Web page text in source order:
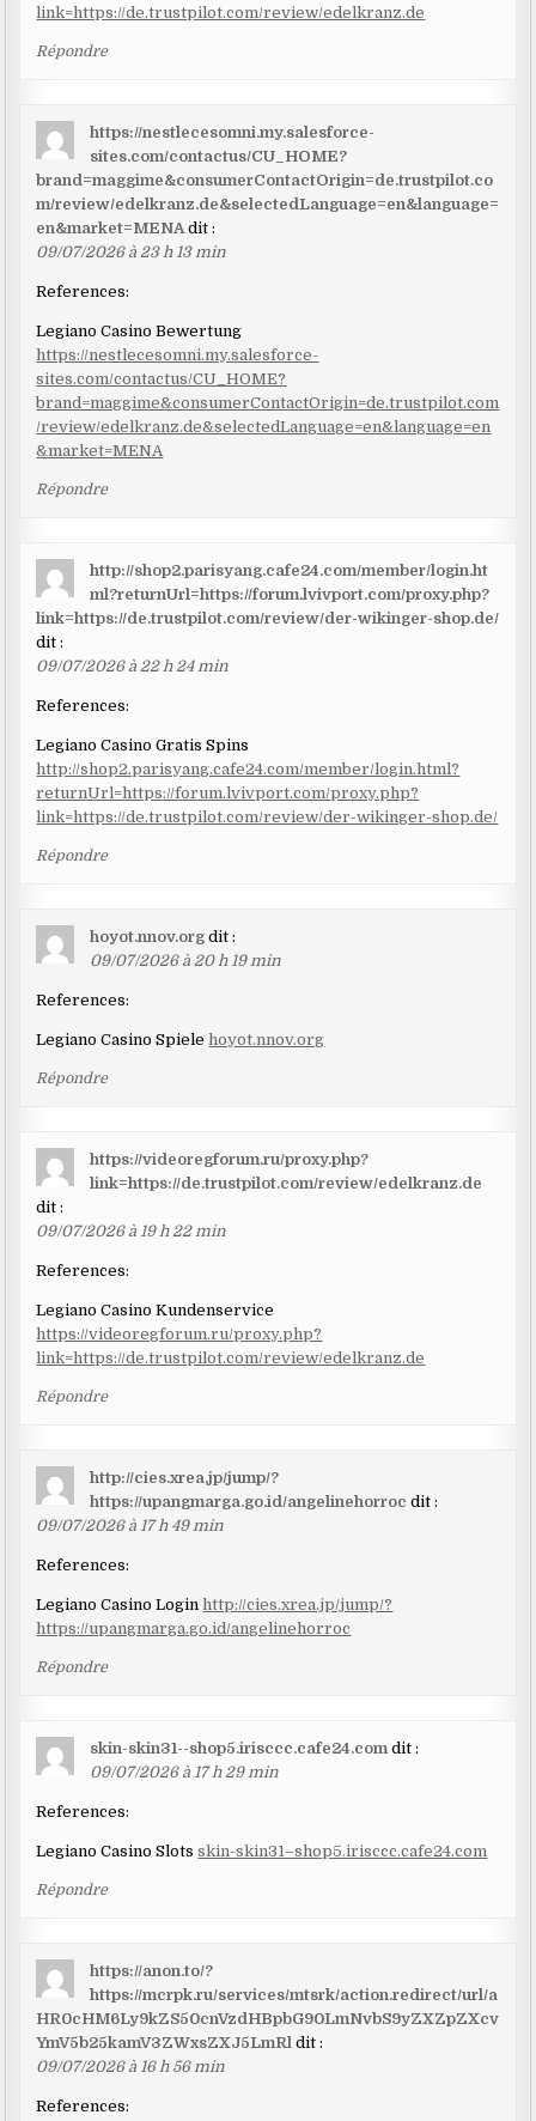
link=https://de.trustpilot.com/review/edelkranz.de
Répondre
https://nestlecesomni.my.salesforce-
sites.com/contactus/CU_HOME?
brand=maggime&consumerContactOrigin=de.trustpilot.co
m/review/edelkranz.de&selectedLanguage=en&language=
en&market=MENA dit :
09/07/2026 à 23 h 13 min
References:
Legiano Casino Bewertung
https://nestlecesomni.my.salesforce-
sites.com/contactus/CU_HOME?
brand=maggime&consumerContactOrigin=de.trustpilot.com
/review/edelkranz.de&selectedLanguage=en&language=en
&market=MENA
Répondre
http://shop2.parisyang.cafe24.com/member/login.ht
ml?returnUrl=https://forum.lvivport.com/proxy.php?
link=https://de.trustpilot.com/review/der-wikinger-shop.de/
dit :
09/07/2026 à 22 h 24 min
References:
Legiano Casino Gratis Spins
http://shop2.parisyang.cafe24.com/member/login.html?
returnUrl=https://forum.lvivport.com/proxy.php?
link=https://de.trustpilot.com/review/der-wikinger-shop.de/
Répondre
hoyot.nnov.org dit :
09/07/2026 à 20 h 19 min
References:
Legiano Casino Spiele hoyot.nnov.org
Répondre
https://videoregforum.ru/proxy.php?
link=https://de.trustpilot.com/review/edelkranz.de
dit :
09/07/2026 à 19 h 22 min
References:
Legiano Casino Kundenservice
https://videoregforum.ru/proxy.php?
link=https://de.trustpilot.com/review/edelkranz.de
Répondre
http://cies.xrea.jp/jump/?
https://upangmarga.go.id/angelinehorroc dit :
09/07/2026 à 17 h 49 min
References:
Legiano Casino Login http://cies.xrea.jp/jump/?
https://upangmarga.go.id/angelinehorroc
Répondre
skin-skin31--shop5.irisccc.cafe24.com dit :
09/07/2026 à 17 h 29 min
References:
Legiano Casino Slotsskin-skin31–shop5.irisccc.cafe24.com
Répondre
https://anon.to/?
https://mcrpk.ru/services/mtsrk/action.redirect/url/a
HR0cHM6Ly9kZS50cnVzdHBpbG90LmNvbS9yZXZpZXcv
YmV5b25kamV3ZWxsZXJ5LmRl dit :
09/07/2026 à 16 h 56 min
References: